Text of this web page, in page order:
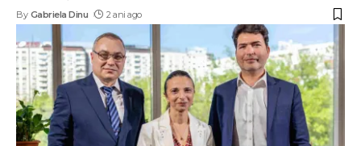
By Gabriela Dinu 2 ani ago